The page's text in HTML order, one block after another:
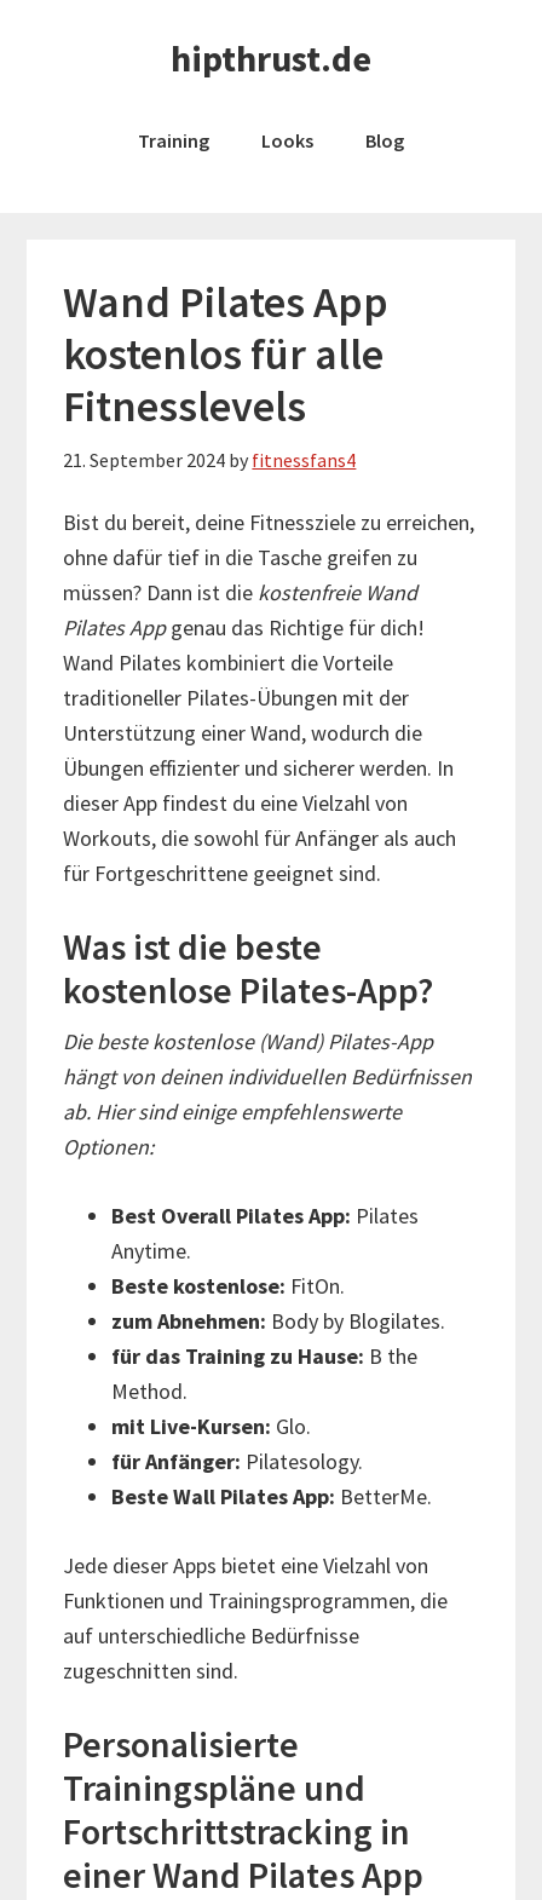
hipthrust.de
Training Looks Blog
Wand Pilates App
kostenlos für alle
Fitnesslevels
21. September 2024 by fitnessfans4
Bist du bereit, deine Fitnessziele zu erreichen,
ohne dafür tief in die Tasche greifen zu
müssen? Dann ist die kostenfreie Wand
Pilates Appgenau das Richtige für dich!
Wand Pilates kombiniert die Vorteile
traditioneller Pilates-Übungen mit der
Unterstützung einer Wand, wodurch die
Übungen effizienter und sicherer werden. In
dieser App findest du eine Vielzahl von
Workouts, die sowohl für Anfänger als auch
für Fortgeschrittene geeignet sind.
Was ist die beste
kostenlose Pilates-App?
Die beste kostenlose (Wand) Pilates-App
hängt von deinen individuellen Bedürfnissen
ab. Hier sind einige empfehlenswerte
Optionen:
Best Overall Pilates App: Pilates
Anytime.
Beste kostenlose: FitOn.
zum Abnehmen: Body by Blogilates.
für das Training zu Hause: B the
Method.
mit Live-Kursen: Glo.
für Anfänger: Pilatesology.
Beste Wall Pilates App: BetterMe.
Jede dieser Apps bietet eine Vielzahl von
Funktionen und Trainingsprogrammen, die
auf unterschiedliche Bedürfnisse
zugeschnitten sind.
Personalisierte
Trainingspläne und
Fortschrittstracking in
einer Wand Pilates App